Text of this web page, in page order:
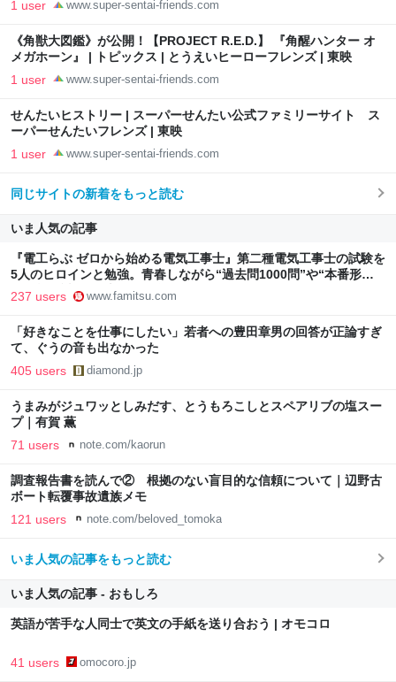
1 user www.super-sentai-friends.com
《角獣大図鑑》が公開！【PROJECT R.E.D.】 『角醒ハンター オ
メガホーン』 | トピックス | とうえいヒーローフレンズ | 東映
1 user www.super-sentai-friends.com
せんたいヒストリー | スーパーせんたい公式ファミリーサイト ス
ーパーせんたいフレンズ | 東映
1 user www.super-sentai-friends.com
同じサイトの新着をもっと読む
いま人気の記事
『電工らぶ ゼロから始める電気工事士』第二種電気工事士の試験を
5人のヒロインと勉強。青春しながら“過去問1000問”や“本番形式
CBT模擬試験”で本格的に学べるノベルゲーム | ゲーム・エンタメ
最新情報のファミ通.com
237 users www.famitsu.com
「好きなことを仕事にしたい」若者への豊田章男の回答が正論すぎ
て、ぐうの音も出なかった
405 users diamond.jp
うまみがジュワッとしみだす、とうもろこしとスペアリブの塩スー
プ｜有賀 薫
71 users note.com/kaorun
調査報告書を読んで② 根拠のない盲目的な信頼について｜辺野古
ボート転覆事故遺族メモ
121 users note.com/beloved_tomoka
いま人気の記事をもっと読む
いま人気の記事 - おもしろ
英語が苦手な人同士で英文の手紙を送り合おう | オモコロ
41 users omocoro.jp